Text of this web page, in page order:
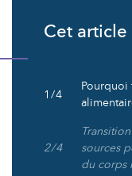
Cet
1 / 4
Pourquoi
2 / 4
sources
du corps